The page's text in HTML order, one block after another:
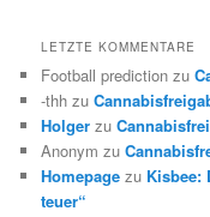
LETZTE KOMMENTARE
Football prediction zu
-thh zu
Holger zu
Anonym zu
Homepage zu Kisbee:
teuer“